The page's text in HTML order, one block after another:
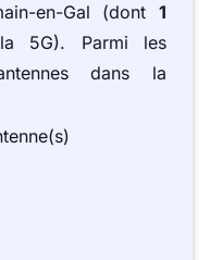
en-Gal (dont 1
5G). Parmi les
dans la